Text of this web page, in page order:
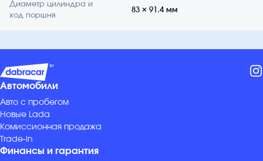
Диаметр цилиндра и
ход поршня
83 × 91.4 мм
Автомобили
Авто с пробегом
Новые Lada
Комиссионная продажа
Trade-in
Финансы и гарантия